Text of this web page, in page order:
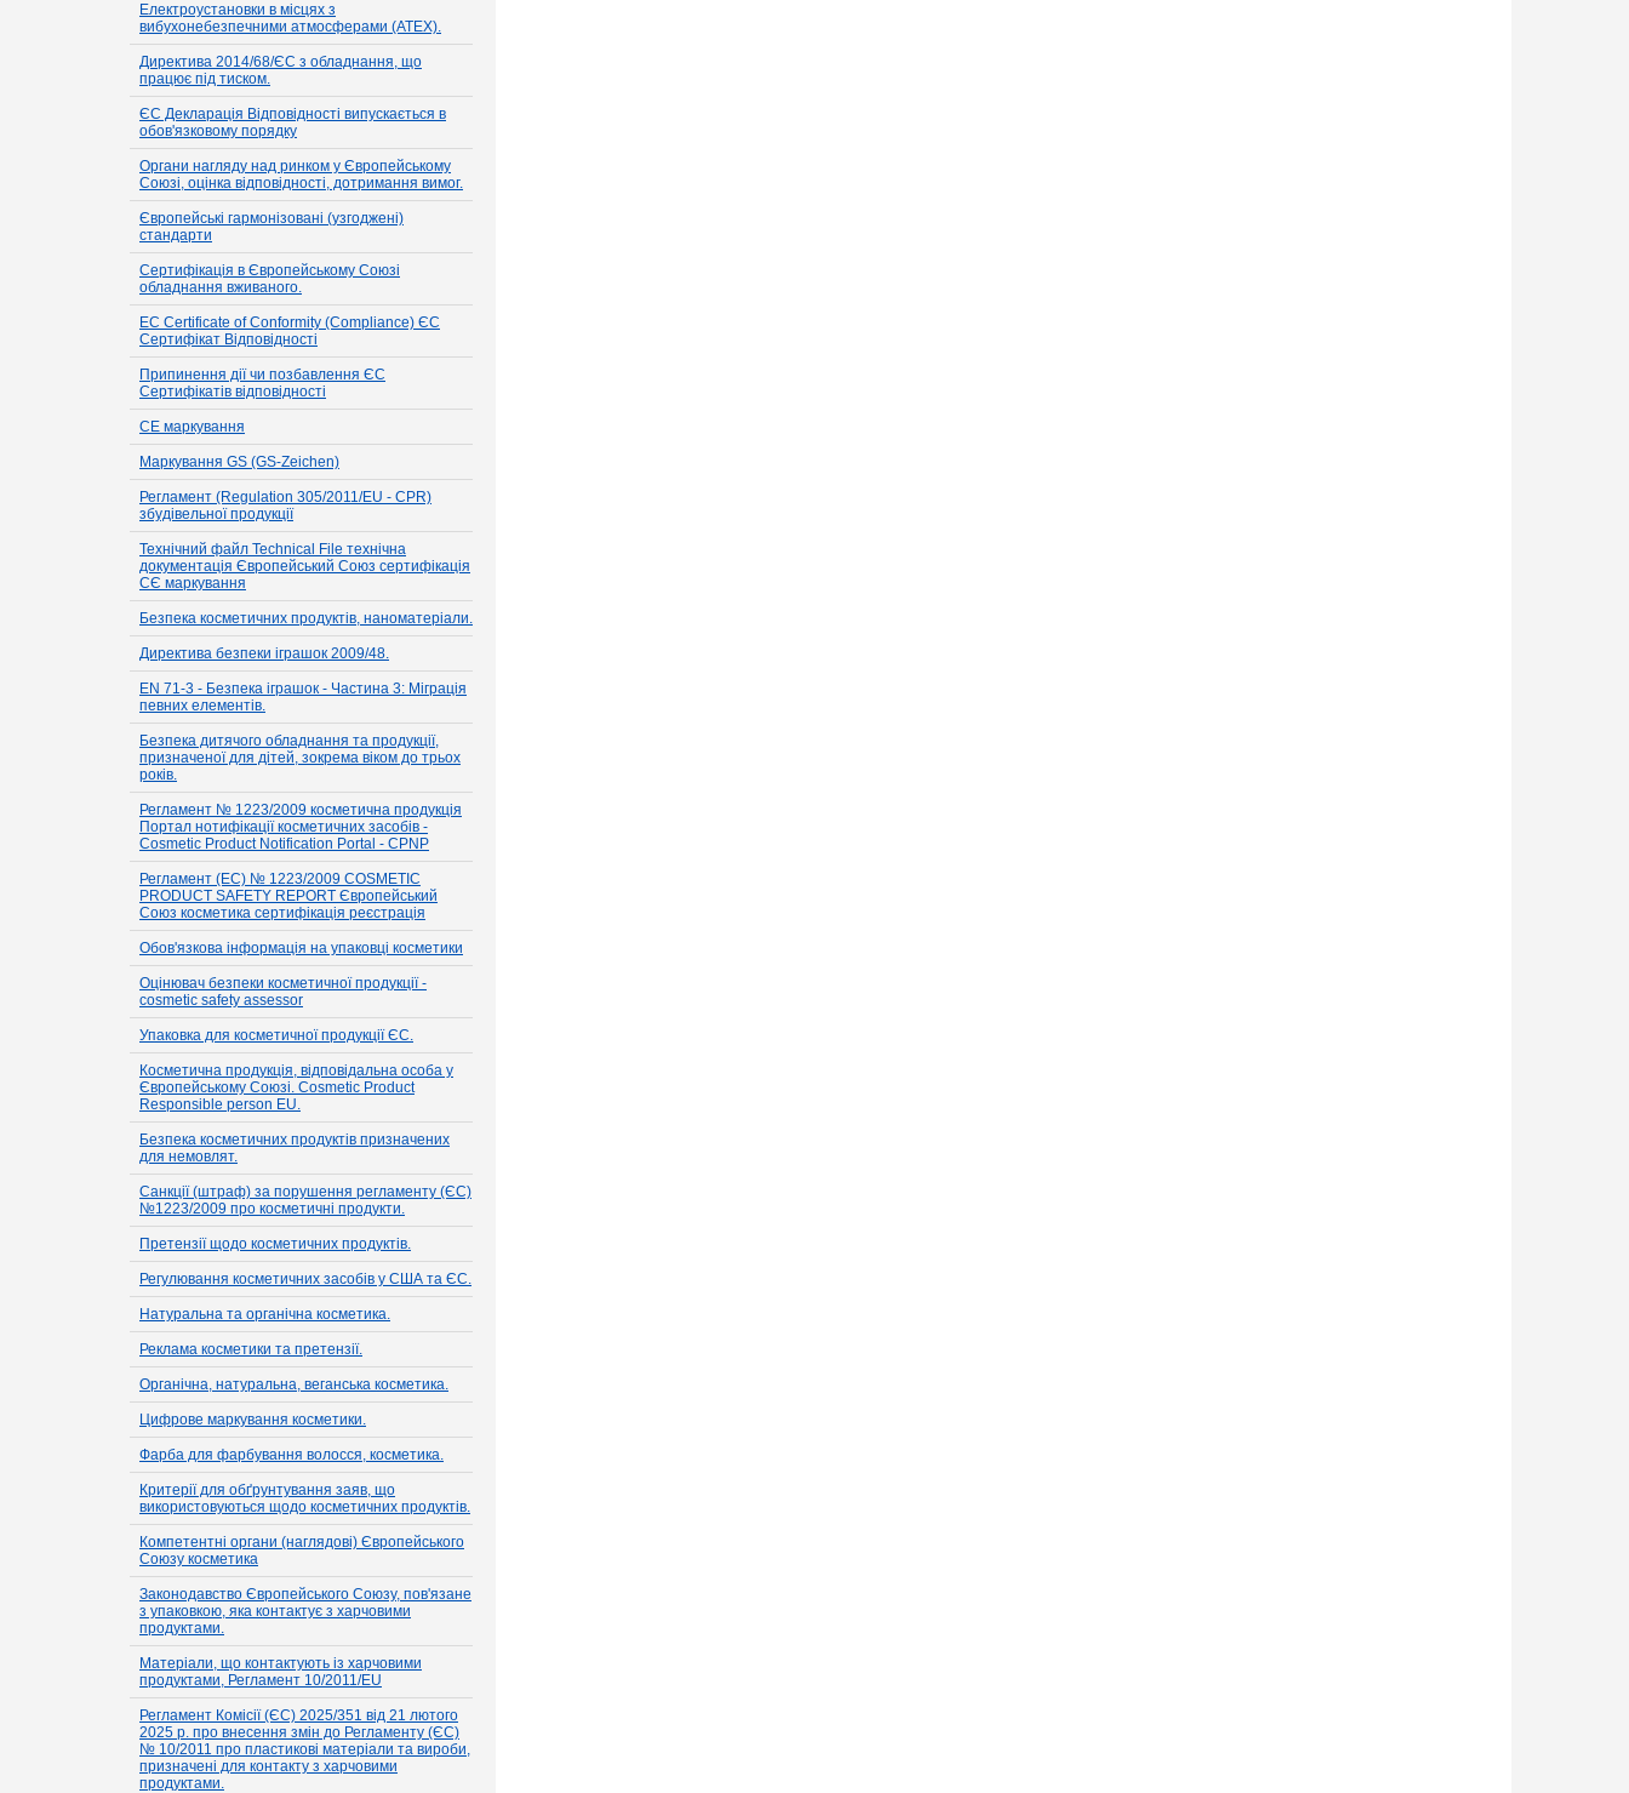
Електроустановки в місцях з
вибухонебезпечними атмосферами (ATEX).
Директива 2014/68/ЄС з обладнання, що
працює під тиском.
ЄС Декларація Відповідності випускається в
обов'язковому порядку
Органи нагляду над ринком у Європейському
Союзі, оцінка відповідності, дотримання вимог.
Європейські гармонізовані (узгоджені)
стандарти
Сертифікація в Європейському Союзі
обладнання вживаного.
EC Certificate of Conformity (Compliance) ЄС
Сертифікат Відповідності
Припинення дії чи позбавлення ЄС
Сертифікатів відповідності
СЕ маркування
Маркування GS (GS-Zeichen)
Регламент (Regulation 305/2011/EU - CPR)
збудівельної продукції
Технічний файл Technical File технічна
документація Європейський Союз сертифікація
СЄ маркування
Безпека косметичних продуктів, наноматеріали.
Директива безпеки іграшок 2009/48.
EN 71-3 - Безпека іграшок - Частина 3: Міграція
певних елементів.
Безпека дитячого обладнання та продукції,
призначеної для дітей, зокрема віком до трьох
років.
Регламент № 1223/2009 косметична продукція
Портал нотифікації косметичних засобів -
Cosmetic Product Notification Portal - CPNP
Регламент (EC) № 1223/2009 COSMETIC
PRODUCT SAFETY REPORT Європейський
Союз косметика сертифікація реєстрація
Обов'язкова інформація на упаковці косметики
Оцінювач безпеки косметичної продукції -
cosmetic safety assessor
Упаковка для косметичної продукції ЄС.
Косметична продукція, відповідальна особа у
Європейському Союзі. Cosmetic Product
Responsible person EU.
Безпека косметичних продуктів призначених
для немовлят.
Санкції (штраф) за порушення регламенту (ЄС)
№1223/2009 про косметичні продукти.
Претензії щодо косметичних продуктів.
Регулювання косметичних засобів у США та ЄС.
Натуральна та органічна косметика.
Реклама косметики та претензії.
Органічна, натуральна, веганська косметика.
Цифрове маркування косметики.
Фарба для фарбування волосся, косметика.
Критерії для обґрунтування заяв, що
використовуються щодо косметичних продуктів.
Компетентні органи (наглядові) Європейського
Союзу косметика
Законодавство Європейського Союзу, пов'язане
з упаковкою, яка контактує з харчовими
продуктами.
Матеріали, що контактують із харчовими
продуктами, Регламент 10/2011/EU
Регламент Комісії (ЄС) 2025/351 від 21 лютого
2025 р. про внесення змін до Регламенту (ЄС)
№ 10/2011 про пластикові матеріали та вироби,
призначені для контакту з харчовими
продуктами.